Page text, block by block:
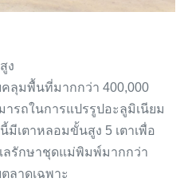
ง
ลุมพื้นที่มากกว่า 400,000
ารถในการแปรรูปอะลูมิเนียม
มีเตาหลอมขั้นสูง 5 เตาเพื่อ
ลรักษาชุดแม่พิมพ์มากกว่า
ลาดเฉพาะ